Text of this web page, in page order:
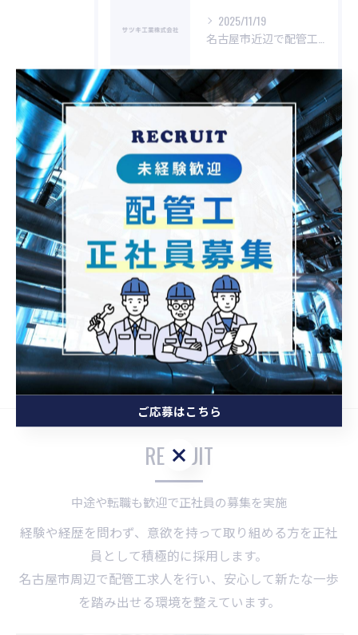
2025/11/19
タグ Tags
名古屋市 配管工 働きやすい
プライベートが充実 スキルアップ
資格取得支援制度 住宅手当
交通費支給 中途 転職
資格手当
中途や転職も歓迎で正社員の募集を実施
RECRUIT
経験や経歴を問わず、意欲を持って取り組める方を正社
員として積極的に採用します。
名古屋市周辺で配管工求人を行い、安心して新たな一歩
を踏み出せる環境を整えています。
ご応募はこちら
ご応募はこちら